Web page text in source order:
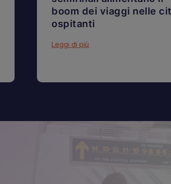
boom dei viaggi nelle
ospitanti
Leggi di più